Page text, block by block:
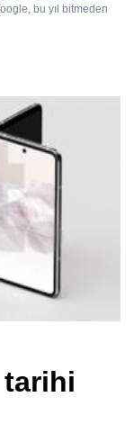
bu yıl bitmeden
tarihi